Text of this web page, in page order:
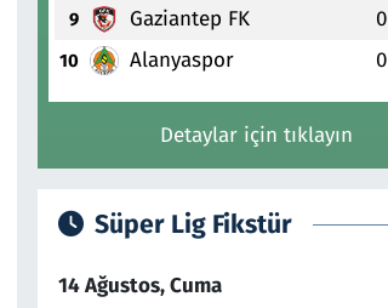
9 Gaziantep FK 0
10 Alanyaspor 0
Detaylar için tıklayın
Süper Lig Fikstür
14 Ağustos, Cuma